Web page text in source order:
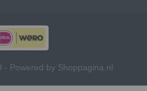
Powered by Shoppagina.nl